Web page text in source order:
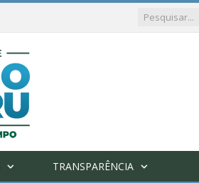
TRANSPARÊNCIA